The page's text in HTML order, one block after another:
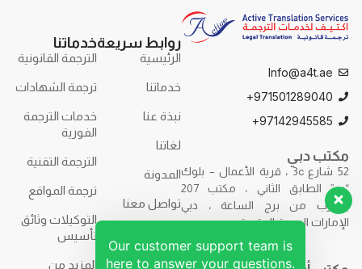
Info@a4t.ae
971501289040+
97142945585+
مكتب دبي
52 شارع 3c ، قرية الأعمال – بلوك
“ب” الطابق الثاني ، مكتب 207
بالقرب من برج الساعة ، دبي
الإمارات العربية المتحدة.
روابط سريعة
الرئيسية
خدماتنا
نبذة عنا
لغاتنا
المدونة
تواصل معنا
خدماتنا
الترجمة القانونية
ترجمة الشهادات
خدمات الترجمة
الفورية
الترجمة التقنية
ترجمة المواقع
التوكيلات وثائق
تأسيس
المزيد من
Our customer support team is
here to answer your questions.